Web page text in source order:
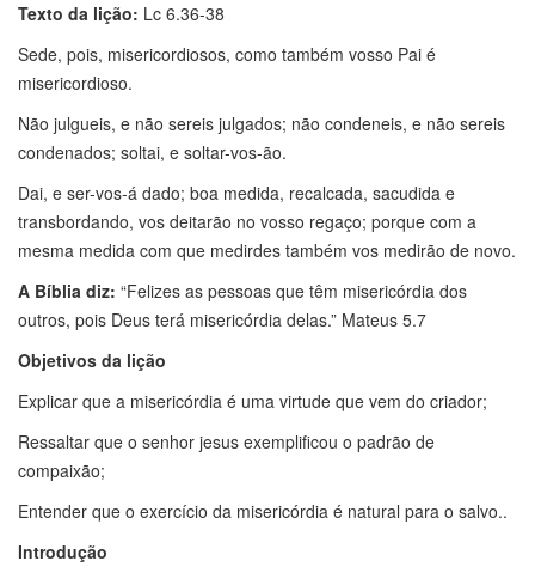
Texto da lição: Lc 6.36-38
Sede, pois, misericordiosos, como também vosso Pai é
misericordioso.
Não julgueis, e não sereis julgados; não condeneis, e não sereis
condenados; soltai, e soltar-vos-ão.
Dai, e ser-vos-á dado; boa medida, recalcada, sacudida e
transbordando, vos deitarão no vosso regaço; porque com a
mesma medida com que medirdes também vos medirão de novo.
A Bíblia diz: “Felizes as pessoas que têm misericórdia dos
outros, pois Deus terá misericórdia delas.” Mateus 5.7
Objetivos da lição
Explicar que a misericórdia é uma virtude que vem do criador;
Ressaltar que o senhor jesus exemplificou o padrão de
compaixão;
Entender que o exercício da misericórdia é natural para o salvo..
Introdução